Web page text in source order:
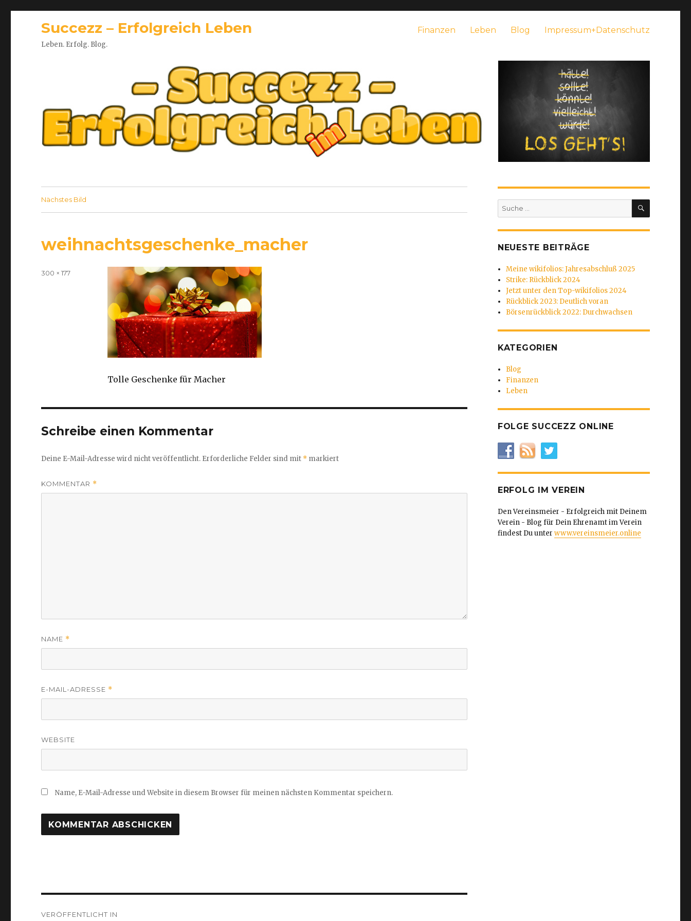
Succezz – Erfolgreich Leben
Leben. Erfolg. Blog.
Finanzen Leben Blog Impressum+Datenschutz
Nächstes Bild
weihnachtsgeschenke_macher
Tolle Geschenke für Macher
Volle
300 × 177
Schreibe einen Kommentar
Deine E-Mail-Adresse wird nicht veröffentlicht. Erforderliche Felder sind mit * markiert
KOMMENTAR *
NAME *
E-MAIL-ADRESSE *
WEBSITE
Name, E-Mail-Adresse und Website in diesem Browser für meinen nächsten Kommentar speichern.
VERÖFFENTLICHT IN
Suche
nach:
SUCHEN
NEUESTE BEITRÄGE
Meine wikifolios: Jahresabschluß 2025
Strike: Rückblick 2024
Jetzt unter den Top-wikifolios 2024
Rückblick 2023: Deutlich voran
Börsenrückblick 2022: Durchwachsen
KATEGORIEN
Blog
Finanzen
Leben
FOLGE SUCCEZZ ONLINE
ERFOLG IM VEREIN
Den Vereinsmeier - Erfolgreich mit Deinem
Verein - Blog für Dein Ehrenamt im Verein
findest Du unter www.vereinsmeier.online